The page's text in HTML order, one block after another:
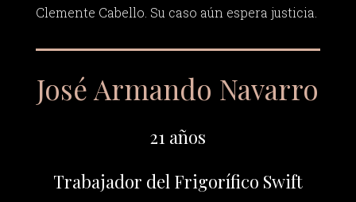
Clemente Cabello. Su caso aún espera justicia.
José Armando Navarro
21 años
Trabajador del Frigorífico Swift